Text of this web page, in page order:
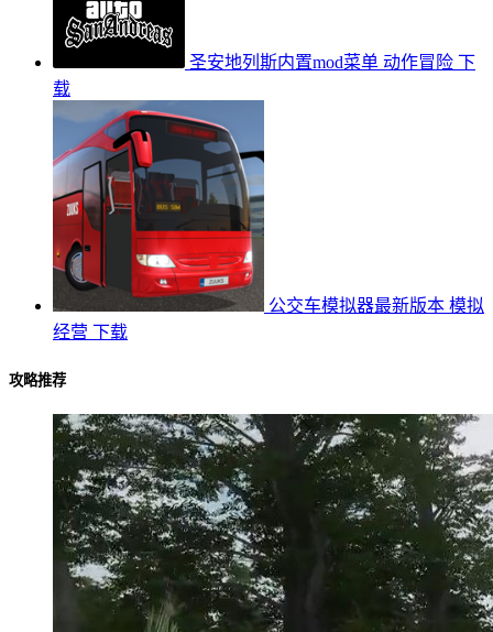
圣安地列斯内置mod菜单 动作冒险 下
载
公交车模拟器最新版本 模拟
经营 下载
攻略推荐